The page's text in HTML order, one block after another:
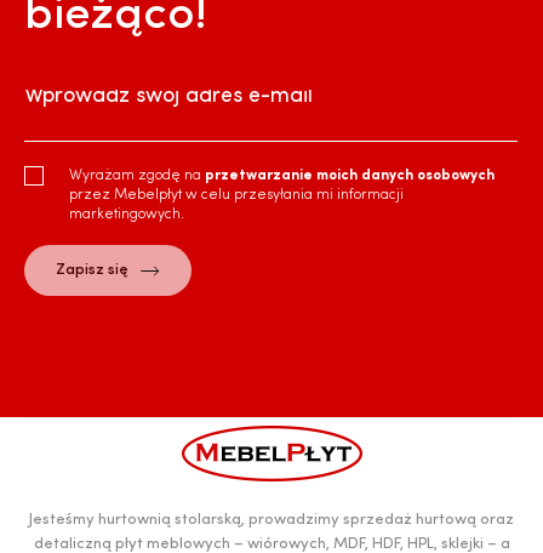
bieżąco!
Wprowadź swój adres e-mail
Wyrażam zgodę na przetwarzanie moich danych osobowych
przez Mebelpłyt w celu przesyłania mi informacji
marketingowych.
Jesteśmy hurtownią stolarską, prowadzimy sprzedaż hurtową oraz
detaliczną płyt meblowych – wiórowych, MDF, HDF, HPL, sklejki – a